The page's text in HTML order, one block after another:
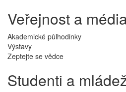
Veřejnost a
Akademické půlhodinky
Výstavy
Zeptejte se vědce
Studenti a